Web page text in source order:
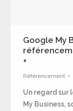
Google My
+
Référencement
Un regard sur
My Business,